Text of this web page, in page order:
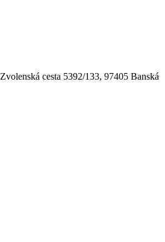
cesta 5392/133, 97405 Banská